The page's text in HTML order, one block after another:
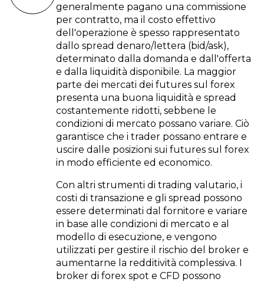
generalmente pagano una commissione
per contratto, ma il costo effettivo
dell'operazione è spesso rappresentato
dallo spread denaro/lettera (bid/ask),
determinato dalla domanda e dall'offerta
e dalla liquidità disponibile. La maggior
parte dei mercati dei futures sul forex
presenta una buona liquidità e spread
costantemente ridotti, sebbene le
condizioni di mercato possano variare. Ciò
garantisce che i trader possano entrare e
uscire dalle posizioni sui futures sul forex
in modo efficiente ed economico.
Con altri strumenti di trading valutario, i
costi di transazione e gli spread possono
essere determinati dal fornitore e variare
in base alle condizioni di mercato e al
modello di esecuzione, e vengono
utilizzati per gestire il rischio del broker e
aumentarne la redditività complessiva. I
broker di forex spot e CFD possono